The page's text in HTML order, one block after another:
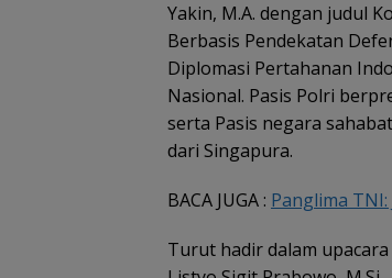
Yakin, M.A. dengan judul
Berbasis Pendekatan
Diplomasi Pertahanan
Nasional. Pasis Polri
serta Pasis negara
dari Singapura.
BACA JUGA : Panglima
Turut hadir dalam